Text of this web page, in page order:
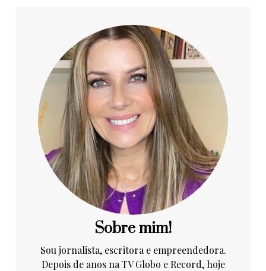
Sobre mim!
Sou jornalista, escritora e empreendedora.
Depois de anos na TV Globo e Record, hoje